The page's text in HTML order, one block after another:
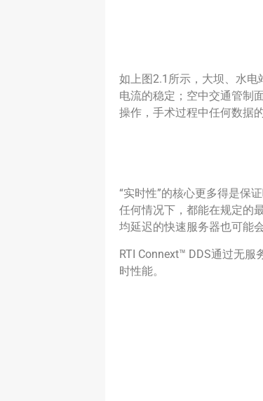
如上图2.1所示，大坝、水
电流的稳定；空中交通管制
操作，手术过程中任何数据
“实时性”的核心更多得是保
任何情况下，都能在规定的
均延迟的快速服务器也可能
RTI Connext™ DDS通过无
时性能。